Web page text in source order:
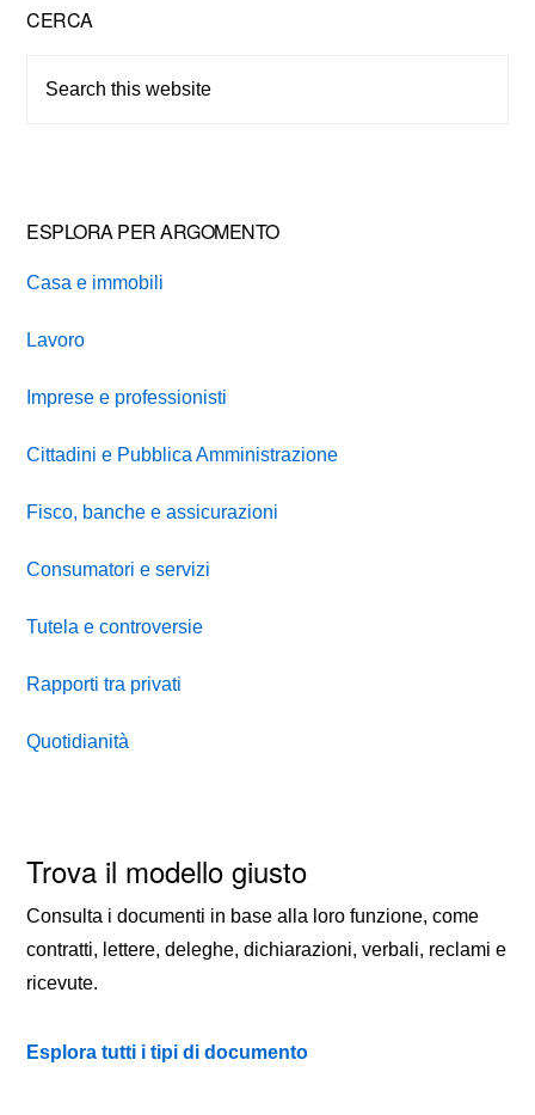
Primary
Sidebar
CERCA
ESPLORA PER ARGOMENTO
Casa e immobili
Lavoro
Imprese e professionisti
Cittadini e Pubblica Amministrazione
Fisco, banche e assicurazioni
Consumatori e servizi
Tutela e controversie
Rapporti tra privati
Quotidianità
Trova il modello giusto
Consulta i documenti in base alla loro funzione, come
contratti, lettere, deleghe, dichiarazioni, verbali, reclami e
ricevute.
Esplora tutti i tipi di documento